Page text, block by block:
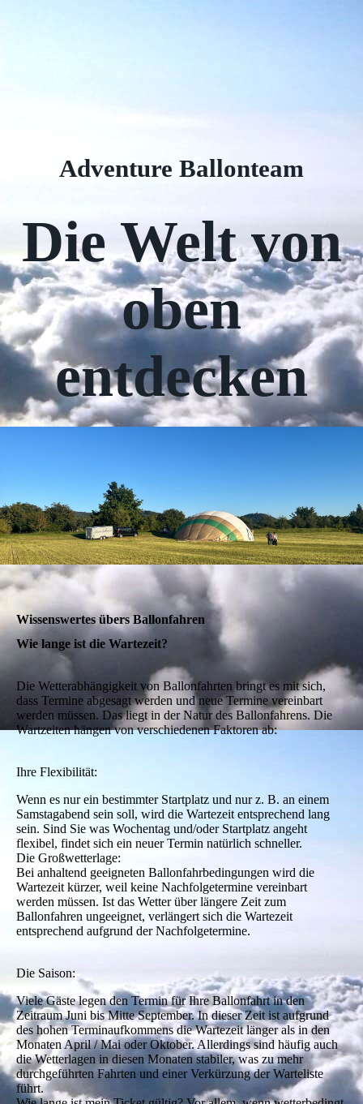
Adventure Ballonteam
Die Welt von
oben
entdecken
Wissenswertes übers Ballonfahren
Wie lange ist die Wartezeit?
Die Wetterabhängigkeit von Ballonfahrten bringt es mit sich,
dass Termine abgesagt werden und neue Termine vereinbart
werden müssen. Das liegt in der Natur des Ballonfahrens. Die
Wartzeiten hängen von verschiedenen Faktoren ab:
Ihre Flexibilität:
Wenn es nur ein bestimmter Startplatz und nur z. B. an einem
Samstagabend sein soll, wird die Wartezeit entsprechend lang
sein. Sind Sie was Wochentag und/oder Startplatz angeht
flexibel, findet sich ein neuer Termin natürlich schneller.
Die Großwetterlage:
Bei anhaltend geeigneten Ballonfahrbedingungen wird die
Wartezeit kürzer, weil keine Nachfolgetermine vereinbart
werden müssen. Ist das Wetter über längere Zeit zum
Ballonfahren ungeeignet, verlängert sich die Wartezeit
entsprechend aufgrund der Nachfolgetermine.
Die Saison:
Viele Gäste legen den Termin für Ihre Ballonfahrt in den
Zeitraum Juni bis Mitte September. In dieser Zeit ist aufgrund
des hohen Terminaufkommens die Wartezeit länger als in den
Monaten April / Mai oder Oktober. Allerdings sind häufig auch
die Wetterlagen in diesen Monaten stabiler, was zu mehr
durchgeführten Fahrten und einer Verkürzung der Warteliste
führt.